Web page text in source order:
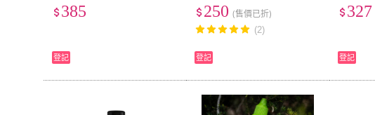
鍊條油 重機鍊條潤滑劑 卡丁
385
登記
油(Gogoro 自行車 檔車 重機
鏈條油 鍊條潤滑 鏈條潤滑)
250 (售價已折)
(2)
登記
327
登記